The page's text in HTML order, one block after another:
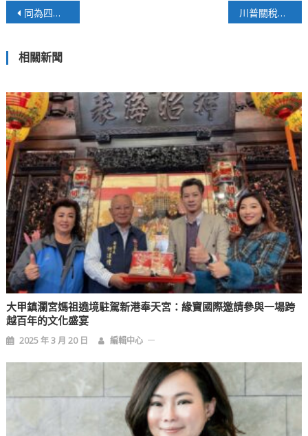
文
導
覽
同為四連霸！澎湖楊曜急流勇退，馬祖何時世代交替？ 川普關稅反促多邊合作？印度加速聯中俄日東盟抗衡美國壓力
相關新聞
大甲鎮瀾宮媽祖遶境駐駕新港奉天宮：緣寶國際邀請參與一場跨
越百年的文化盛宴
2025 年 3 月 20 日 編輯中心